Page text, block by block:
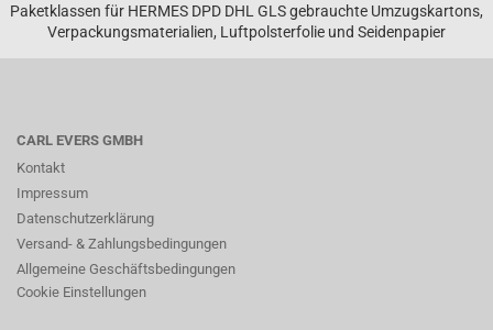
Paketklassen für HERMES DPD DHL GLS gebrauchte Umzugskartons,
Verpackungsmaterialien, Luftpolsterfolie und Seidenpapier
CARL EVERS GMBH
Kontakt
Impressum
Datenschutzerklärung
Versand- & Zahlungsbedingungen
Allgemeine Geschäftsbedingungen
Cookie Einstellungen